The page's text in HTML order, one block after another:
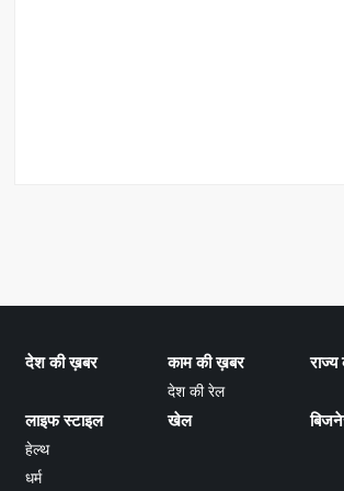
देश की ख़बर काम की ख़बर
देश की रेल
लाइफ स्टाइल
हेल्थ
धर्म
खेल